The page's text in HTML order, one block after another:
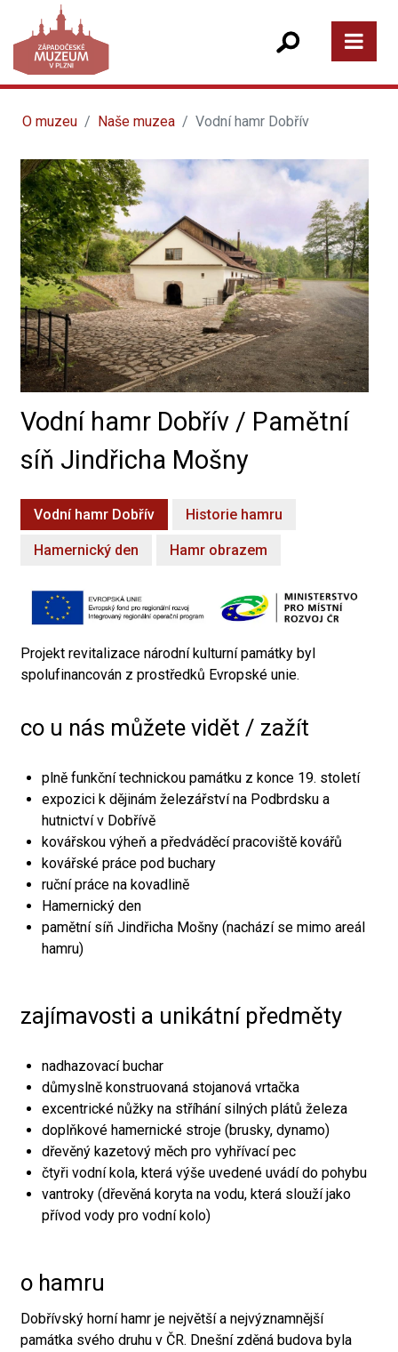
O muzeu Naše muzea Vodní hamr Dobřív
Vodní hamr Dobřív / Pamětní
síň Jindřicha Mošny
Vodní hamr Dobřív Historie hamru
Hamernický den Hamr obrazem
Projekt revitalizace národní kulturní památky byl
spolufinancován z prostředků Evropské unie.
co u nás můžete vidět / zažít
plně funkční technickou památku z konce 19. století
expozici k dějinám železářství na Podbrdsku a
hutnictví v Dobřívě
kovářskou výheň a předváděcí pracoviště kovářů
kovářské práce pod buchary
ruční práce na kovadlině
Hamernický den
pamětní síň Jindřicha Mošny (nachází se mimo areál
hamru)
zajímavosti a unikátní předměty
nadhazovací buchar
důmyslně konstruovaná stojanová vrtačka
excentrické nůžky na stříhání silných plátů železa
doplňkové hamernické stroje (brusky, dynamo)
dřevěný kazetový měch pro vyhřívací pec
čtyři vodní kola, která výše uvedené uvádí do pohybu
vantroky (dřevěná koryta na vodu, která slouží jako
přívod vody pro vodní kolo)
o hamru
Dobřívský horní hamr je největší a nejvýznamnější
památka svého druhu v ČR. Dnešní zděná budova byla